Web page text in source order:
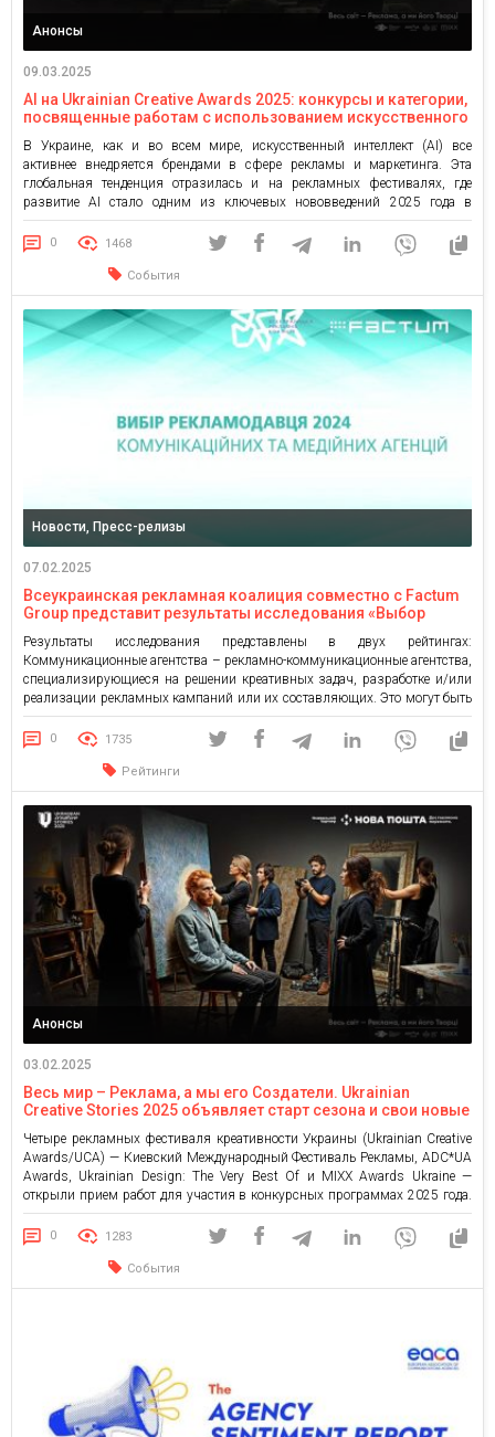
Анонсы
09.03.2025
АІ на Ukrainian Creative Awards 2025: конкурсы и категории,
посвященные работам с использованием искусственного
В Украине, как и во всем мире, искусственный интеллект (AI) все
активнее внедряется брендами в сфере рекламы и маркетинга. Эта
глобальная тенденция отразилась и на рекламных фестивалях, где
развитие AI стало одним из ключевых нововведений 2025 года в
конкурсных программах Ukrainian Creative Awards/UCA. Рассказываем,
какие конкурсы и категории появились в этом году, чтобы отметить
лучшие […]
0 1468
События
Новости, Пресс-релизы
07.02.2025
Всеукраинская рекламная коалиция совместно с Factum
Group представит результаты исследования «Выбор
Результаты исследования представлены в двух рейтингах:
Коммуникационные агентства – рекламно-коммуникационные агентства,
специализирующиеся на решении креативных задач, разработке и/или
реализации рекламных кампаний или их составляющих. Это могут быть
стратегические решения, креативные идеи, диджитал-коммуникации
(включая создание сайтов, приложений и т.д.), нон-медиа активности,
маркетинговые и PR-задачи, производство видеоконтента и т.д.
Медийные агентства (full service медиа) – агентства, занимающиеся
разработкой медиастратегий, […]
0 1735
Рейтинги
Анонсы
03.02.2025
Весь мир – Реклама, а мы его Создатели. Ukrainian
Creative Stories 2025 объявляет старт сезона и свои новые
конкурсные категории AI
Четыре рекламных фестиваля креативности Украины (Ukrainian Creative
Awards/UCA) — Киевский Международный Фестиваль Рекламы, ADC*UA
Awards, Ukrainian Design: The Very Best Of и MIXX Awards Ukraine —
открыли прием работ для участия в конкурсных программах 2025 года.
Нынешние фестивали дополнены новыми конкурсными категориями,
посвященными работам с использованием искусственного интеллекта.
Прием работ открыт на сайте creative-stories.com.ua. В новом […]
0 1283
События